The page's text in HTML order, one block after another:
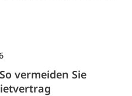
vermeiden Sie